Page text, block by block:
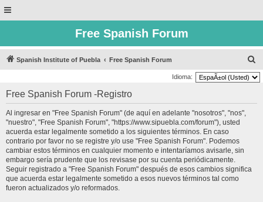
Free Spanish Forum
Spanish Institute of Puebla Free Spanish Forum
u
Idioma:
Free Spanish Forum -Registro
Al ingresar en "Free Spanish Forum" (de aquí en adelante "nosotros", "nos",
"nuestro", "Free Spanish Forum", "https://www.sipuebla.com/forum"), usted
acuerda estar legalmente sometido a los siguientes términos. En caso
contrario por favor no se registre y/o use "Free Spanish Forum". Podemos
cambiar estos términos en cualquier momento e intentaríamos avisarle, sin
embargo sería prudente que los revisase por su cuenta periódicamente.
Seguir registrado a "Free Spanish Forum" después de esos cambios significa
que acuerda estar legalmente sometido a esos nuevos términos tal como
fueron actualizados y/o reformados.